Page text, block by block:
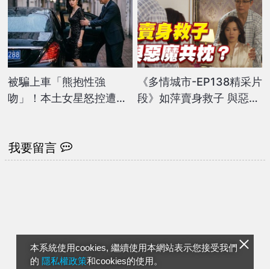
本系統使用cookies, 繼續使用本網站表示您接受我們
的 隱私權政策和cookies的使用。
被騙上車「熊抱性強
吻」！本土女星怒控遭侵
《多情城市-EP138精采片
段》如萍賣身救子 與惡魔
我要留言